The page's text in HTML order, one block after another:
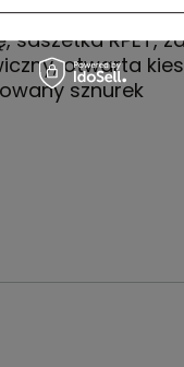
saszetka RPET,
otwarta
sznurek